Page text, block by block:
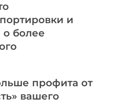
и
более
профита от
вашего